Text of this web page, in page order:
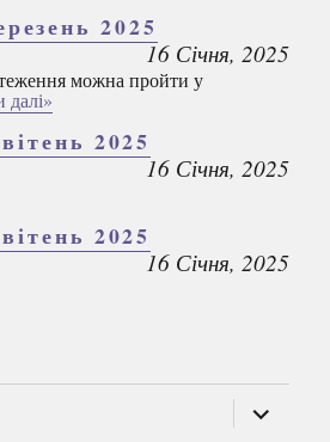
2025
16 Січня, 2025
можна пройти у
далі»
2025
16 Січня, 2025
2025
16 Січня, 2025
підменю